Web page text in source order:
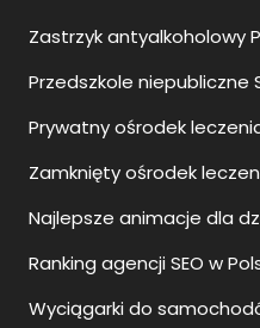
Zastrzyk antyalkoholowy
Przedszkole niepubliczne
Prywatny ośrodek
Zamknięty ośrodek
Najlepsze animacje dla
Ranking agencji SEO w
Wyciągarki do